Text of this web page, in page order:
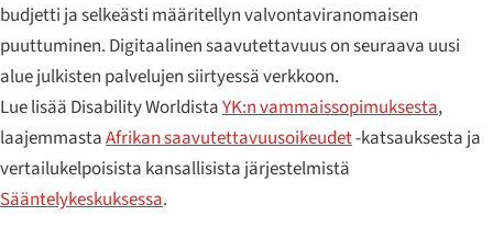
budjetti ja selkeästi määritellyn valvontaviranomaisen
puuttuminen. Digitaalinen saavutettavuus on seuraava uusi
alue julkisten palvelujen siirtyessä verkkoon.
Lue lisää Disability WorldistaYK:n vammaissopimuksesta,
laajemmastaAfrikan saavutettavuusoikeudet-katsauksesta ja
vertailukelpoisista kansallisista järjestelmistä
Sääntelykeskuksessa.